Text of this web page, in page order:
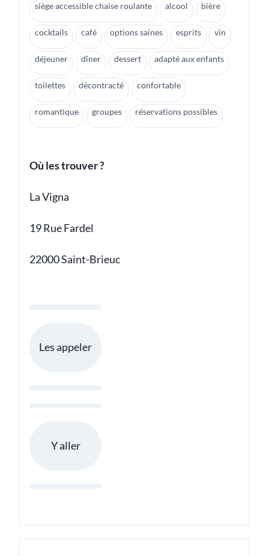
siège accessible chaise roulante alcool bière
cocktails café options saines esprits vin
déjeuner dîner dessert adapté aux enfants
toilettes décontracté confortable
romantique groupes réservations possibles
Où les trouver ?
La Vigna
19 Rue Fardel
22000 Saint-Brieuc
Les appeler
Y aller